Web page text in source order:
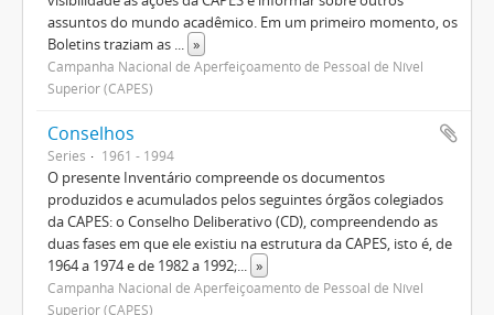
assuntos do mundo acadêmico. Em um primeiro momento, os
Boletins traziam as ... »
Campanha Nacional de Aperfeiçoamento de Pessoal de Nível
Superior (CAPES)
Conselhos
Series 1961 - 1994
O presente Inventário compreende os documentos
produzidos e acumulados pelos seguintes órgãos colegiados
da CAPES: o Conselho Deliberativo (CD), compreendendo as
duas fases em que ele existiu na estrutura da CAPES, isto é, de
1964 a 1974 e de 1982 a 1992;... »
Campanha Nacional de Aperfeiçoamento de Pessoal de Nível
Superior (CAPES)